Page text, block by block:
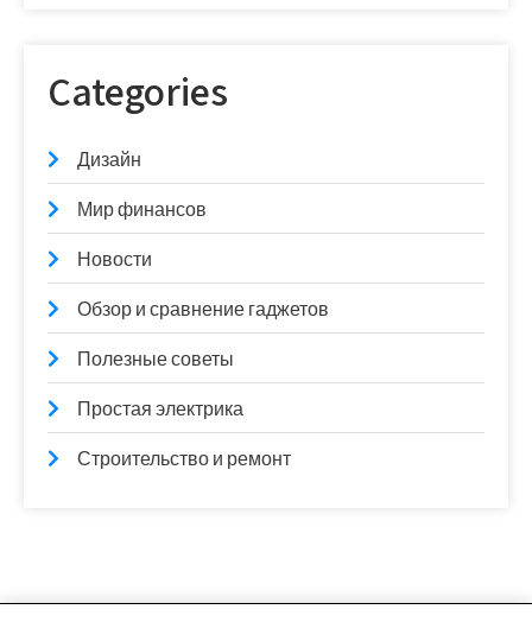
Categories
Дизайн
Мир финансов
Новости
Обзор и сравнение гаджетов
Полезные советы
Простая электрика
Строительство и ремонт